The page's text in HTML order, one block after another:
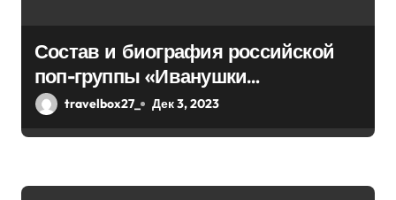
и
я
м
Состав и биография российской
поп-группы «Иванушки
интернешнл» — история успеха,
travelbox27_ Дек 3, 2023